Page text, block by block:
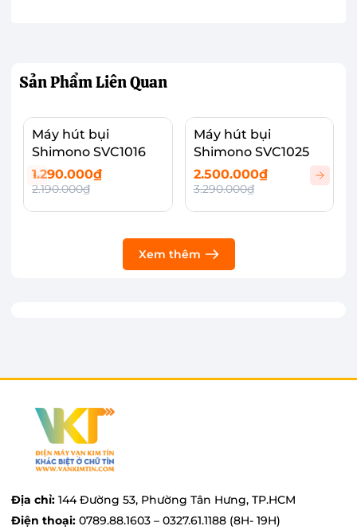
êm ái, lâu dài và bền bỉ, công suất hoạt động lên
Bộ lọc bụi HEPA đặc biệt được thiết kế bằng
thép không gỉ, dễ dàng hút được các vật sắt
nhọn.
Sản PhẩmLiên Quan
Máy hút bụi
Shimono SVC1016
1.290.000₫
2.190.000₫
Máy hút bụi
Shimono SVC1025
2.500.000₫
3.290.000₫
Xem thêm
Địa chỉ: 144 Đường 53, Phường Tân Hưng, TP.HCM
Điện thoại: 0789.88.1603 – 0327.61.1188 (8H- 19H)